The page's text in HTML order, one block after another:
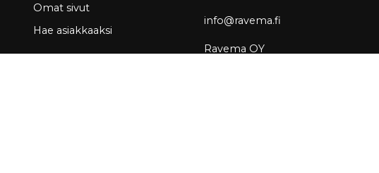
Omat sivut
Hae asiakkaaksi
info@ravema.fi
Ravema OY